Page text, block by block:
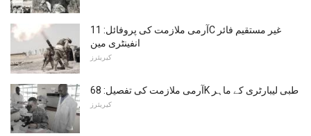
آرمی ملازمت کی پروفائل: 11C غیر مستقیم فائر
انفینٹری مین
کیریئرز
آرمی ملازمت کی تفصیل: 68K طبی لیبارٹری کے ماہر
کیریئرز